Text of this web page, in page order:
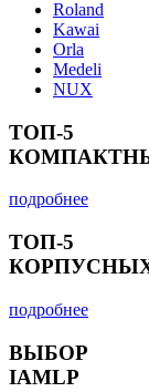
Roland
Kawai
Orla
Medeli
NUX
ТОП-5
подробнее
ТОП-5
подробнее
ВЫБОР
IAMLP